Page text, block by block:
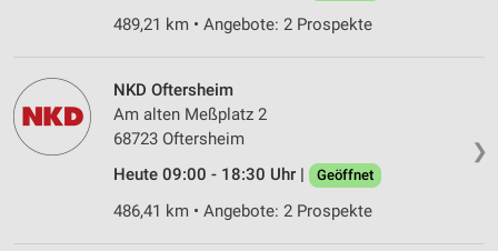
489,21 km • Angebote: 2 Prospekte
❯
NKD Oftersheim
Am alten Meßplatz 2
68723 Oftersheim
Heute 09:00 - 18:30 Uhr |
Geöffnet
486,41 km • Angebote: 2 Prospekte